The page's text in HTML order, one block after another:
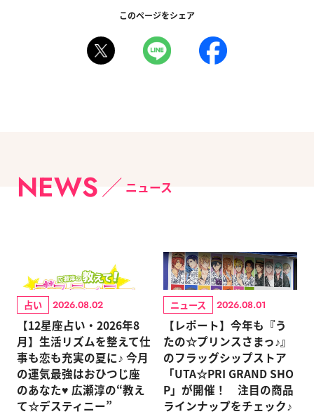
このページをシェア
NEWS ニュース
占い 2026.08.02
【12星座占い・2026年8
月】生活リズムを整えて仕
事も恋も充実の夏に♪ 今月
の運気最強はおひつじ座
のあなた♥ 広瀬淳の“教え
て☆デスティニー”
ニュース 2026.08.01
【レポート】今年も『う
たの☆プリンスさまっ♪』
のフラッグシップストア
「UTA☆PRI GRAND SHO
P」が開催！ 注目の商品
ラインナップをチェック♪